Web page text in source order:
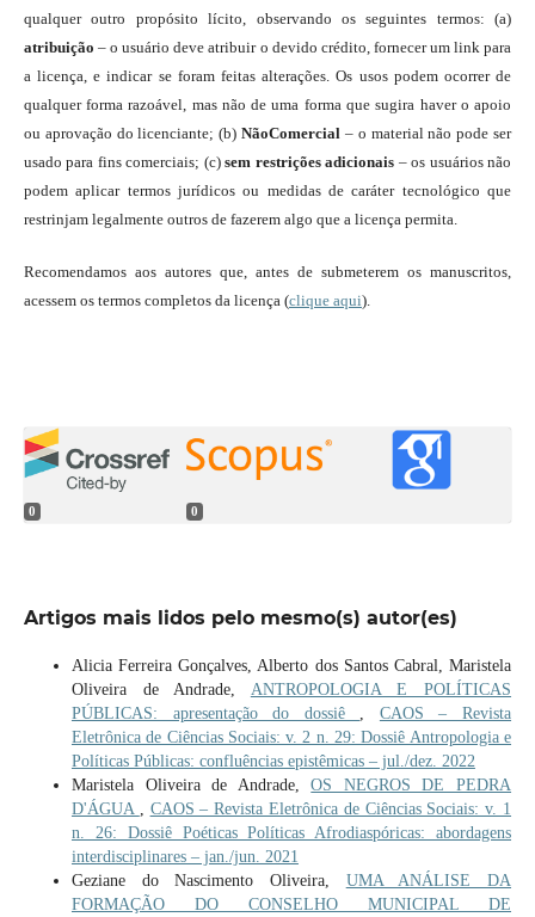
qualquer outro propósito lícito, observando os seguintes termos: (a)
atribuição – o usuário deve atribuir o devido crédito, fornecer um link para
a licença, e indicar se foram feitas alterações. Os usos podem ocorrer de
qualquer forma razoável, mas não de uma forma que sugira haver o apoio
ou aprovação do licenciante; (b)NãoComercial – o material não pode ser
usado para fins comerciais; (c)sem restrições adicionais – os usuários não
podem aplicar termos jurídicos ou medidas de caráter tecnológico que
restrinjam legalmente outros de fazerem algo que a licença permita.
Recomendamos aos autores que, antes de submeterem os manuscritos,
acessem os termos completos da licença (clique aqui).
0 0
Artigos mais lidos pelo mesmo(s) autor(es)
Alicia Ferreira Gonçalves, Alberto dos Santos Cabral, Maristela
Oliveira de Andrade, ANTROPOLOGIA E POLÍTICAS
PÚBLICAS: apresentação do dossiê
CAOS – Revista
Eletrônica de Ciências Sociais: v. 2 n. 29: Dossiê Antropologia e
Políticas Públicas: confluências epistêmicas – jul./dez. 2022
Maristela Oliveira de Andrade,OS NEGROS DE PEDRA
D'ÁGUA
CAOS – Revista Eletrônica de Ciências Sociais: v. 1
n. 26: Dossiê Poéticas Políticas Afrodiaspóricas: abordagens
interdisciplinares – jan./jun. 2021
Geziane do Nascimento Oliveira, UMA ANÁLISE DA
FORMAÇÃO DO CONSELHO MUNICIPAL DE